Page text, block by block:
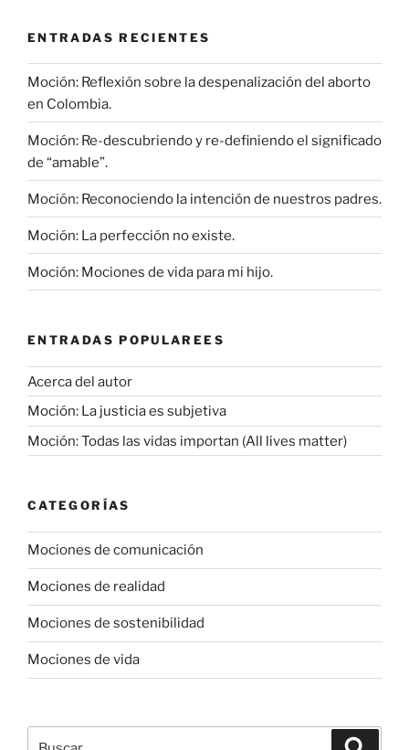
ENTRADAS RECIENTES
Moción: Reflexión sobre la despenalización del aborto
en Colombia.
Moción: Re-descubriendo y re-definiendo el significado
de “amable”.
Moción: Reconociendo la intención de nuestros padres.
Moción: La perfección no existe.
Moción: Mociones de vida para mi hijo.
ENTRADAS POPULAREES
Acerca del autor
Moción: La justicia es subjetiva
Moción: Todas las vidas importan (All lives matter)
CATEGORÍAS
Mociones de comunicación
Mociones de realidad
Mociones de sostenibilidad
Mociones de vida